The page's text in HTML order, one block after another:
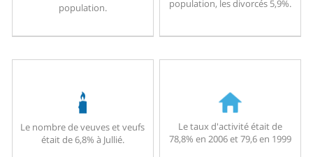
population.
population, les divorcés 5,9%.
Le nombre de veuves et veufs
était de 6,8% à Jullié.
Le taux d'activité était de
78,8% en 2006 et 79,6 en 1999